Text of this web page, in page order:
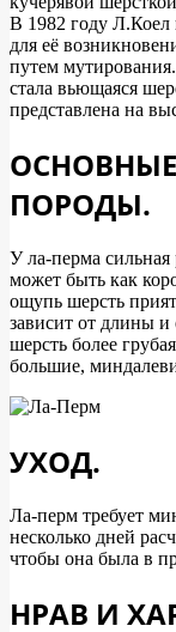
В 1982 году Л.Коел
для её
путем
стала вьющаяся
представлена на
ПОРОДЫ.
У ла-перма сильная
может быть как
ощупь шерсть
зависит от длины
шерсть более
большие,
УХОД.
Ла-перм требует
несколько дней
чтобы она была в
НРАВ И